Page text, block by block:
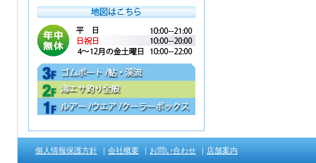
個人情報保護方針 ｜ 会社概要 ｜ お問い合わせ ｜ 店舗案内